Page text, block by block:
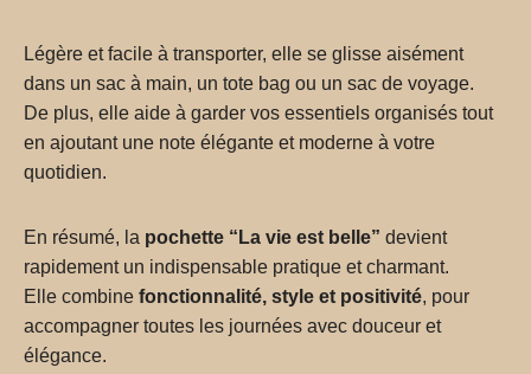
Légère et facile à transporter, elle se glisse aisément
dans un sac à main, un tote bag ou un sac de voyage.
De plus, elle aide à garder vos essentiels organisés tout
en ajoutant une note élégante et moderne à votre
quotidien.
En résumé, la pochette “La vie est belle” devient
rapidement un indispensable pratique et charmant.
Elle combine fonctionnalité, style et positivité, pour
accompagner toutes les journées avec douceur et
élégance.